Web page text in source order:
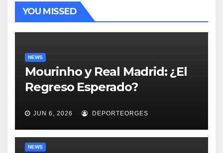
YOU MISSED
NEWS
Mourinho y Real Madrid: ¿El
Regreso Esperado?
JUN 6, 2026 DEPORTEORGES
NEWS